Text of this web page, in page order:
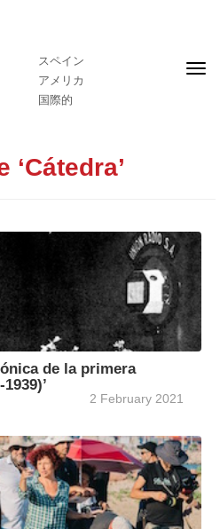
スペイン
アメリカ
国際的
フ
de la primera
2 February 2021